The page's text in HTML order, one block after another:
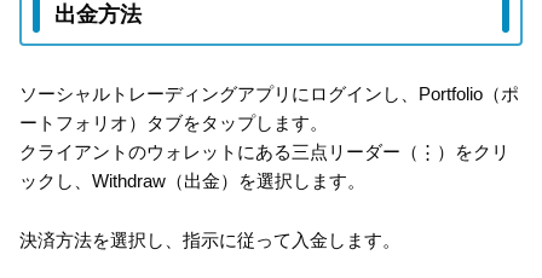
出金方法
ソーシャルトレーディングアプリにログインし、Portfolio（ポ
ートフォリオ）タブをタップします。
クライアントのウォレットにある三点リーダー（⋮）をクリ
ックし、Withdraw（出金）を選択します。
決済方法を選択し、指示に従って入金します。